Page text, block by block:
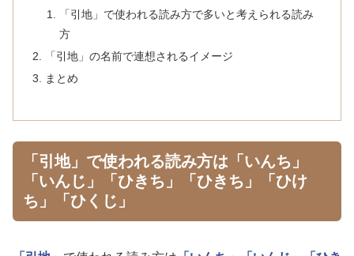
「引地」で使われる読み方で多いと考えられる読み
方
「引地」の名前で連想されるイメージ
まとめ
「引地」で使われる読み方は「いんち」
「いんじ」「ひきち」「ひきち」「ひけ
ち」「ひくじ」